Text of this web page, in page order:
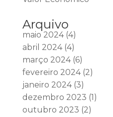
Arquivo
maio 2024(4)
abril 2024(4)
março 2024(6)
fevereiro 2024(2)
janeiro 2024(3)
dezembro 2023 (1)
outubro 2023 (2)